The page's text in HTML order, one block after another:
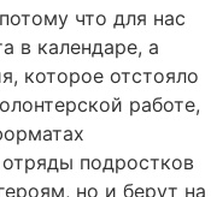
что для нас
в календаре, а
которое отстояло
работе,
подростков
но и берут на